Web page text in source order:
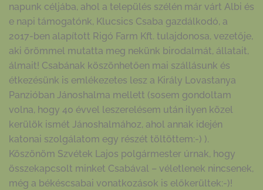
napunk céljába, ahol a település szélén már várt Albi és
e napi támogatónk, Klucsics Csaba gazdálkodó, a
2017-ben alapított Rigó Farm Kft. tulajdonosa, vezetője,
aki örömmel mutatta meg nekünk birodalmát, állatait,
álmait! Csabának köszönhetően mai szállásunk és
étkezésünk is emlékezetes lesz a Király Lovastanya
Panzióban Jánoshalma mellett (sosem gondoltam
volna, hogy 40 évvel leszerelésem után ilyen közel
kerülök ismét Jánoshalmához, ahol annak idején
katonai szolgálatom egy részét töltöttem:-) ).
Köszönöm Szvétek Lajos polgármester úrnak, hogy
összekapcsolt minket Csabával – véletlenek nincsenek,
még a békéscsabai vonatkozások is előkerültek:-)!